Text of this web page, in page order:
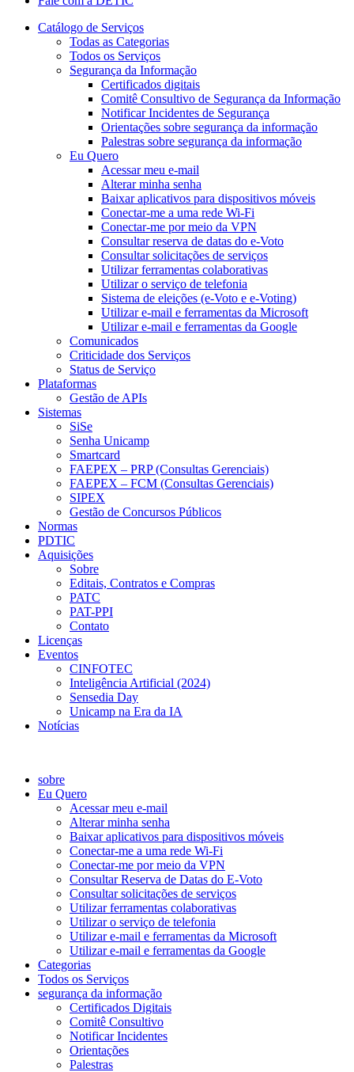
Catálogo de Serviços
Todas as Categorias
Todos os Serviços
Segurança da Informação
Certificados digitais
Comitê Consultivo de Segurança da Informação
Notificar Incidentes de Segurança
Orientações sobre segurança da informação
Palestras sobre segurança da informação
Eu Quero
Acessar meu e-mail
Alterar minha senha
Baixar aplicativos para dispositivos móveis
Conectar-me a uma rede Wi-Fi
Conectar-me por meio da VPN
Consultar reserva de datas do e-Voto
Consultar solicitações de serviços
Utilizar ferramentas colaborativas
Utilizar o serviço de telefonia
Sistema de eleições (e-Voto e e-Voting)
Utilizar e-mail e ferramentas da Microsoft
Utilizar e-mail e ferramentas da Google
Comunicados
Criticidade dos Serviços
Status de Serviço
Plataformas
Gestão de APIs
Sistemas
SiSe
Senha Unicamp
Smartcard
FAEPEX – PRP (Consultas Gerenciais)
FAEPEX – FCM (Consultas Gerenciais)
SIPEX
Gestão de Concursos Públicos
Normas
PDTIC
Aquisições
Sobre
Editais, Contratos e Compras
PATC
PAT-PPI
Contato
Licenças
Eventos
CINFOTEC
Inteligência Artificial (2024)
Sensedia Day
Unicamp na Era da IA
Notícias
sobre
Eu Quero
Acessar meu e-mail
Alterar minha senha
Baixar aplicativos para dispositivos móveis
Conectar-me a uma rede Wi-Fi
Conectar-me por meio da VPN
Consultar Reserva de Datas do E-Voto
Consultar solicitações de serviços
Utilizar ferramentas colaborativas
Utilizar o serviço de telefonia
Utilizar e-mail e ferramentas da Microsoft
Utilizar e-mail e ferramentas da Google
Categorias
Todos os Serviços
segurança da informação
Certificados Digitais
Comitê Consultivo
Notificar Incidentes
Orientações
Palestras